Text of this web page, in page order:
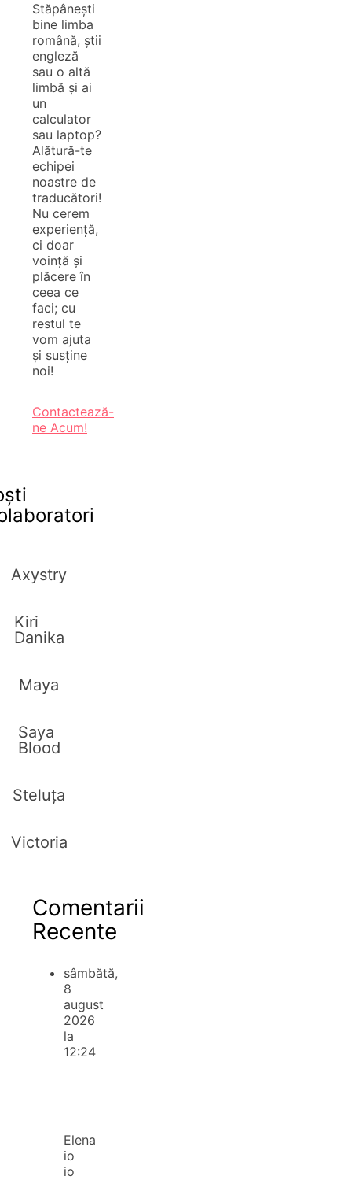
Stăpânești
bine limba
română, știi
engleză
sau o altă
limbă și ai
un
calculator
sau laptop?
Alătură-te
echipei
noastre de
traducători!
Nu cerem
experiență,
ci doar
voință și
plăcere în
ceea ce
faci; cu
restul te
vom ajuta
și susține
noi!
Contactează-
ne Acum!
Axystry
Kiri
Danika
Maya
Saya
Blood
Steluța
Victoria
Comentarii
Recente
sâmbătă,
8
august
2026
la
12:24
Elena
io
io